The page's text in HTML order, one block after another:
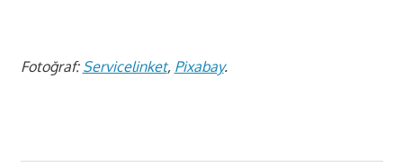
Fotoğraf: Servicelinket, Pixabay.